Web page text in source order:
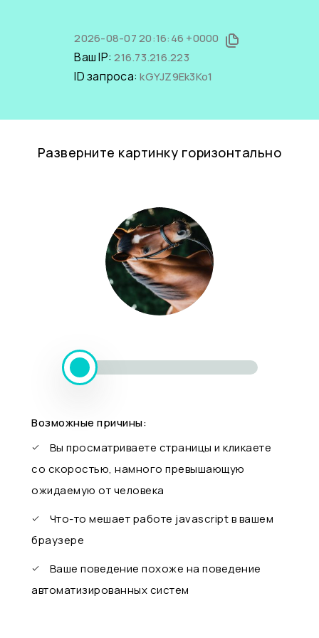
2026-08-07 20:16:46 +0000
Ваш IP:216.73.216.223
ID запроса:kGYJZ9Ek3Ko1
Разверните картинку горизонтально
Возможные причины:
Вы просматриваете страницы и кликаете
со скоростью, намного превышающую
ожидаемую от человека
Что-то мешает работе javascript в вашем
браузере
Ваше поведение похоже на поведение
автоматизированных систем